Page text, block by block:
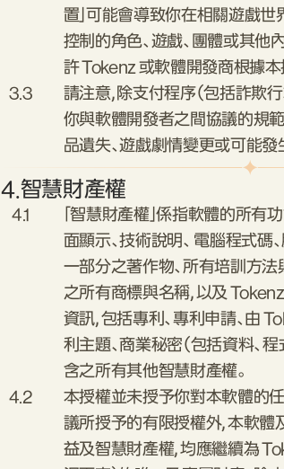
置」可能會導致你在相關遊戲世
控制的角色、遊戲、團體或其他
許 Tokenz 或軟體開發商根據
3.3
請注意，除支付程序（包括詐欺
你與軟體開發者之間協議的規
品遺失、遊戲劇情變更或可能發
4.智慧財產權
4.1
「智慧財產權」係指軟體的所有
面顯示、技術說明、 電腦程式碼
一部分之著作物、所有培訓方
之所有商標與名稱，以及
資訊，包括專利、專利申請、由
利主題、商業秘密（包括資料、
含之所有其他智慧財產權。
4.2
本授權並未授予你對本軟體的
議所授予的有限授權外，本軟
益及智慧財產權，均應繼續為